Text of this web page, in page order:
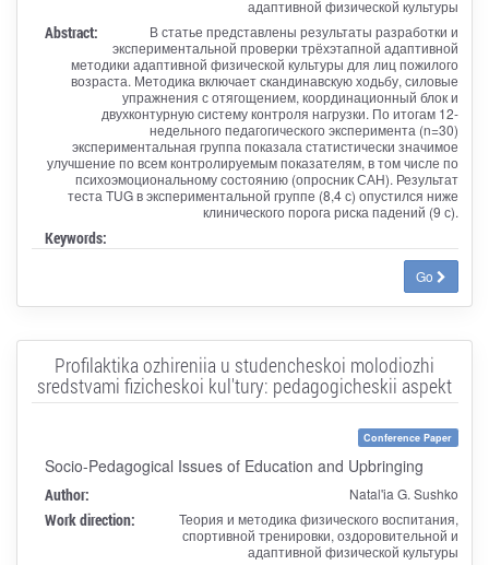
адаптивной физической культуры
Abstract:
В статье представлены результаты разработки и
экспериментальной проверки трёхэтапной адаптивной
методики адаптивной физической культуры для лиц пожилого
возраста. Методика включает скандинавскую ходьбу, силовые
упражнения с отягощением, координационный блок и
двухконтурную систему контроля нагрузки. По итогам 12-
недельного педагогического эксперимента (n=30)
экспериментальная группа показала статистически значимое
улучшение по всем контролируемым показателям, в том числе по
психоэмоциональному состоянию (опросник САН). Результат
теста TUG в экспериментальной группе (8,4 с) опустился ниже
клинического порога риска падений (9 с).
Keywords:
Go
Profilaktika ozhireniia u studencheskoi molodiozhi
sredstvami fizicheskoi kul'tury: pedagogicheskii aspekt
Conference Paper
Socio-Pedagogical Issues of Education and Upbringing
Author: Natal'ia G. Sushko
Work direction:
Теория и методика физического воспитания,
спортивной тренировки, оздоровительной и
адаптивной физической культуры